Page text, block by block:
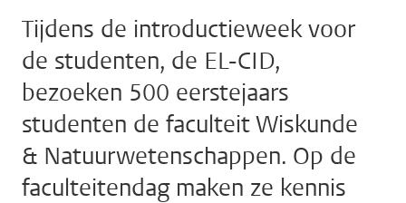
Tijdens de introductieweek voor
de studenten, de EL-CID,
bezoeken 500 eerstejaars
studenten de faculteit Wiskunde
& Natuurwetenschappen. Op de
faculteitendag maken ze kennis